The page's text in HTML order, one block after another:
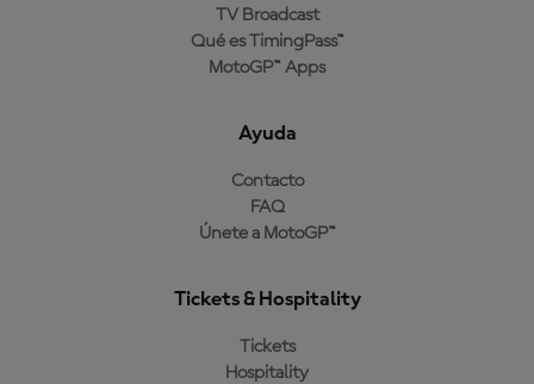
TV Broadcast
Qué es TimingPass™
MotoGP™ Apps
Ayuda
Contacto
FAQ
Únete a MotoGP™
Tickets & Hospitality
Tickets
Hospitality